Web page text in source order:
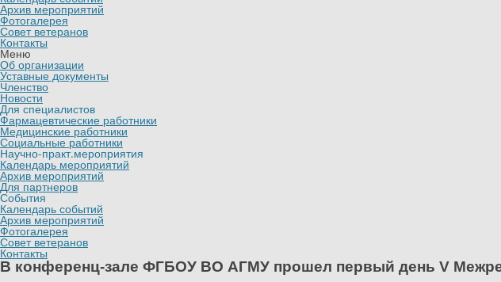
Архив мероприятий
Фотогалерея
Совет ветеранов
Контакты
Меню
Об организации
Уставные документы
Членство
Новости
Для специалистов
Фармацевтические работники
Медицинские работники
Социальные работники
Научно-практ.мероприятия
Календарь мероприятий
Архив мероприятий
Для партнеров
События
Календарь событий
Архив мероприятий
Фотогалерея
Совет ветеранов
Контакты
В конференц-зале ФГБОУ ВО АГМУ прошел первый день V